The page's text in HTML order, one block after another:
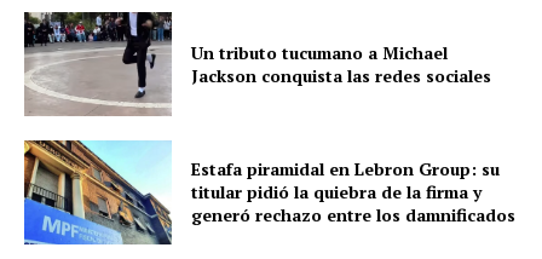
Un tributo tucumano a Michael
Jackson conquista las redes sociales
Estafa piramidal en Lebron Group: su
titular pidió la quiebra de la firma y
generó rechazo entre los damnificados